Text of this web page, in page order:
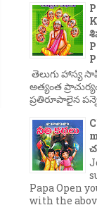
తెలుగు హాస్య
అత్యంత
ప్రతిరూపాలైన
Papa Open
with the